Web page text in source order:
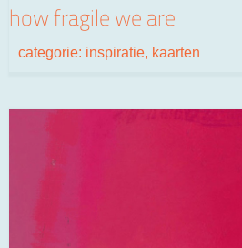
how fragile we are
categorie: inspiratie, kaarten